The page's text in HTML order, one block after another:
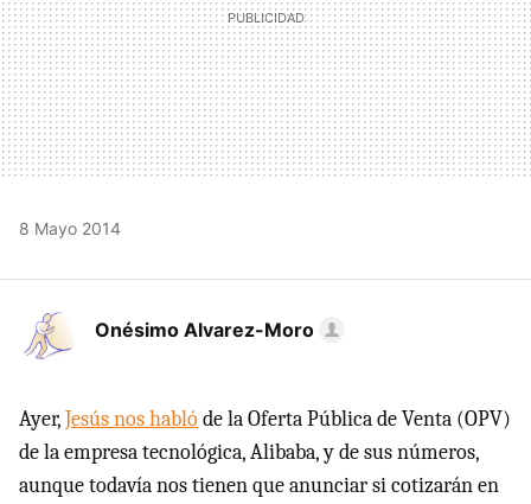
8 Mayo 2014
Onésimo Alvarez-Moro
Ayer,Jesús nos hablóde la Oferta Pública de Venta (OPV)
de la empresa tecnológica, Alibaba, y de sus números,
aunque todavía nos tienen que anunciar si cotizarán en